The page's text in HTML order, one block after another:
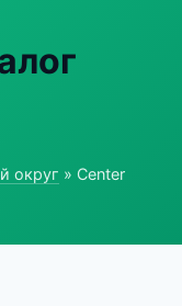
округ » Center